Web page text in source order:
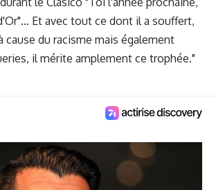
Et avec tout ce dont il a souffert,
cause du racisme mais également
il mérite amplement ce trophée."